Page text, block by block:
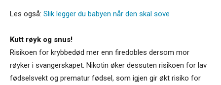
Les også: Slik legger du babyen når den skal sove
Kutt røyk og snus!
Risikoen for krybbedød mer enn firedobles dersom mor
røyker i svangerskapet. Nikotin øker dessuten risikoen for lav
fødselsvekt og prematur fødsel, som igjen gir økt risiko for